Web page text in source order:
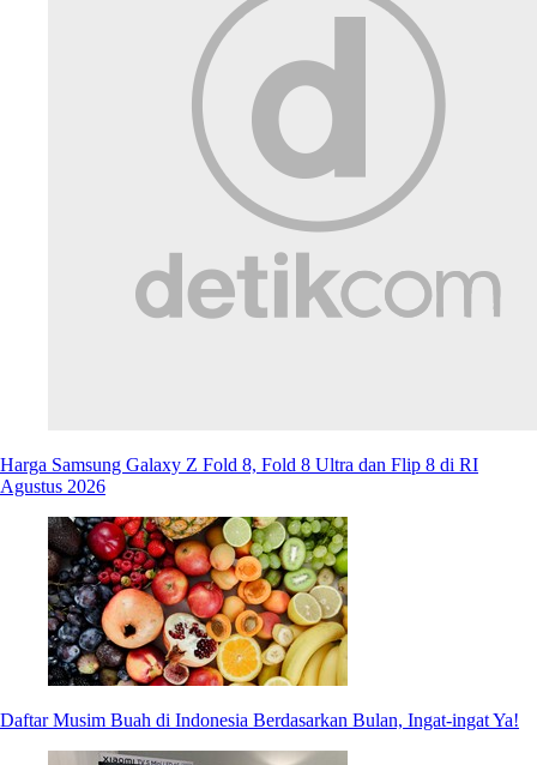
Harga Samsung Galaxy Z Fold 8, Fold 8 Ultra dan Flip 8 di RI
Agustus 2026
Daftar Musim Buah di Indonesia Berdasarkan Bulan, Ingat-ingat Ya!